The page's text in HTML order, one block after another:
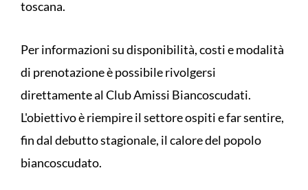
toscana.
Per informazioni su disponibilità, costi e modalità
di prenotazione è possibile rivolgersi
direttamente al Club Amissi Biancoscudati.
L'obiettivo è riempire il settore ospiti e far sentire,
fin dal debutto stagionale, il calore del popolo
biancoscudato.